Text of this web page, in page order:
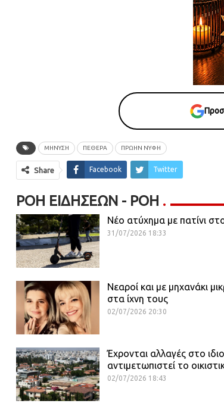
ΜΗΝΥΣΗ ΠΕΘΕΡΑ ΠΡΩΗΝ ΝΥΦΗ
Share Facebook Twitter
ΡΟΉ ΕΙΔΉΣΕΩΝ - ΡΟΗ
Νέο ατύχημα με πατίνι
31/07/2026 18:33
Νεαροί και με μηχανάκι
στα ίχνη τους
02/07/2026 20:30
Έχρονται αλλαγές στο
αντιμετωπιστεί το
02/07/2026 18:43